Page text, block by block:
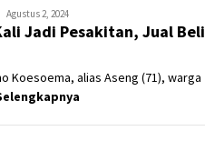
Panjinusantara
Agustus 2, 2024
Jadi Pesakitan, Jual Beli
Koesoema, alias Aseng (71), warga